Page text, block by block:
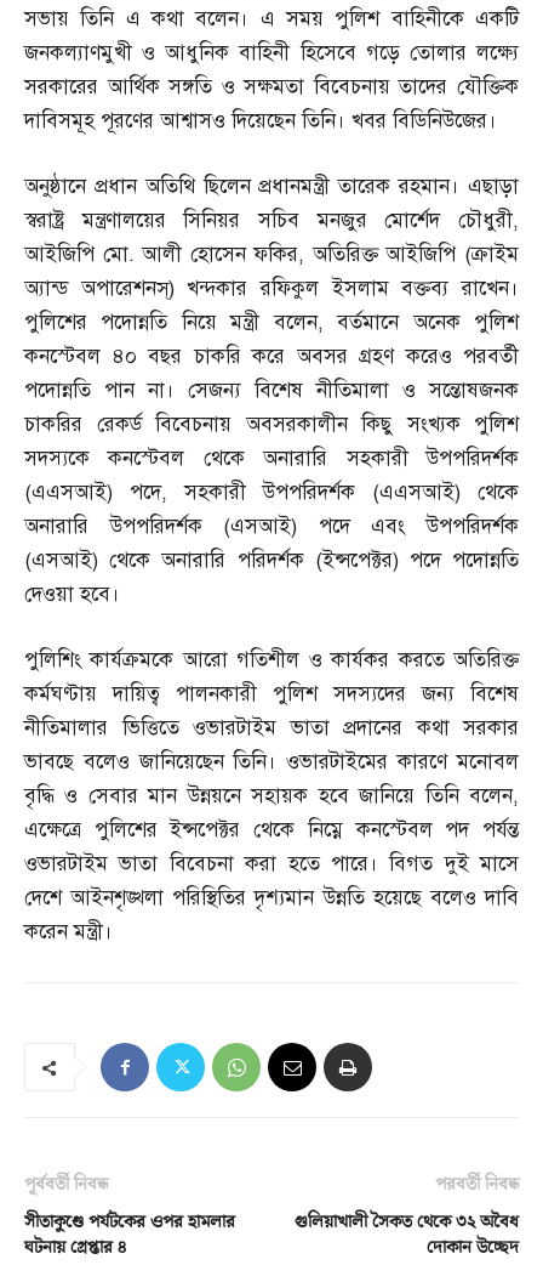
সভায় তিনি এ কথা বলেন। এ সময় পুলিশ বাহিনীকে একটি
জনকল্যাণমুখী ও আধুনিক বাহিনী হিসেবে গড়ে তোলার লক্ষ্যে
সরকারের আর্থিক সঙ্গতি ও সক্ষমতা বিবেচনায় তাদের যৌক্তিক
দাবিসমূহ পূরণের আশ্বাসও দিয়েছেন তিনি। খবর বিডিনিউজের।
অনুষ্ঠানে প্রধান অতিথি ছিলেন প্রধানমন্ত্রী তারেক রহমান। এছাড়া
স্বরাষ্ট্র মন্ত্রণালয়ের সিনিয়র সচিব মনজুর মোর্শেদ চৌধুরী,
আইজিপি মো.আলী হোসেন ফকির,অতিরিক্ত আইজিপি (ক্রাইম
অ্যান্ড অপারেশনস্‌)খন্দকার রফিকুল ইসলাম বক্তব্য রাখেন।
পুলিশের পদোন্নতি নিয়ে মন্ত্রী বলেন,বর্তমানে অনেক পুলিশ
কনস্টেবল ৪০ বছর চাকরি করে অবসর গ্রহণ করেও পরবর্তী
পদোন্নতি পান না। সেজন্য বিশেষ নীতিমালা ও সন্তোষজনক
চাকরির রেকর্ড বিবেচনায় অবসরকালীন কিছু সংখ্যক পুলিশ
সদস্যকে কনস্টেবল থেকে অনারারি সহকারী উপপরিদর্শক
(এএসআই) পদে,সহকারী উপপরিদর্শক (এএসআই) থেকে
অনারারি উপপরিদর্শক (এসআই) পদে এবং উপপরিদর্শক
(এসআই)থেকে অনারারি পরিদর্শক (ইন্সপেক্টর) পদে পদোন্নতি
দেওয়া হবে।
পুলিশিং কার্যক্রমকে আরো গতিশীল ও কার্যকর করতে অতিরিক্ত
কর্মঘণ্টায় দায়িত্ব পালনকারী পুলিশ সদস্যদের জন্য বিশেষ
নীতিমালার ভিত্তিতে ওভারটাইম ভাতা প্রদানের কথা সরকার
ভাবছে বলেও জানিয়েছেন তিনি। ওভারটাইমের কারণে মনোবল
বৃদ্ধি ও সেবার মান উন্নয়নে সহায়ক হবে জানিয়ে তিনি বলেন,
এক্ষেত্রে পুলিশের ইন্সপেক্টর থেকে নিম্নে কনস্টেবল পদ পর্যন্ত
ওভারটাইম ভাতা বিবেচনা করা হতে পারে। বিগত দুই মাসে
দেশে আইনশৃঙ্খলা পরিস্থিতির দৃশ্যমান উন্নতি হয়েছে বলেও দাবি
করেন মন্ত্রী।
পূর্ববর্তী নিবন্ধ
সীতাকুণ্ডে পর্যটকের ওপর হামলার
ঘটনায় গ্রেপ্তার ৪
পরবর্তী নিবন্ধ
গুলিয়াখালী সৈকত থেকে ৩২ অবৈধ
দোকান উচ্ছেদ